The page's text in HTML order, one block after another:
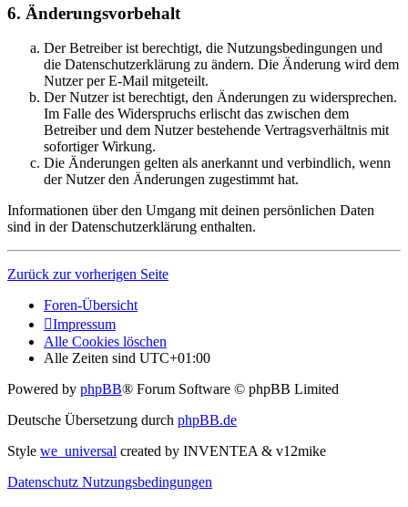
6. Änderungsvorbehalt
Der Betreiber ist berechtigt, die Nutzungsbedingungen und
die Datenschutzerklärung zu ändern. Die Änderung wird dem
Nutzer per E-Mail mitgeteilt.
Der Nutzer ist berechtigt, den Änderungen zu widersprechen.
Im Falle des Widerspruchs erlischt das zwischen dem
Betreiber und dem Nutzer bestehende Vertragsverhältnis mit
sofortiger Wirkung.
Die Änderungen gelten als anerkannt und verbindlich, wenn
der Nutzer den Änderungen zugestimmt hat.
Informationen über den Umgang mit deinen persönlichen Daten
sind in der Datenschutzerklärung enthalten.
Zurück zur vorherigen Seite
Foren-Übersicht
Impressum
Alle Cookies löschen
Alle Zeiten sind UTC+01:00
Powered by phpBB® Forum Software © phpBB Limited
Deutsche Übersetzung durch phpBB.de
Style we_universal created by INVENTEA & v12mike
Datenschutz Nutzungsbedingungen